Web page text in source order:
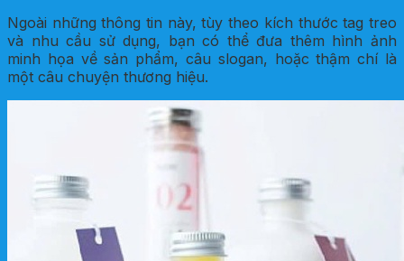
Ngoài những thông tin này, tùy theo kích thước tag treo
và nhu cầu sử dụng, bạn có thể đưa thêm hình ảnh
minh họa về sản phẩm, câu slogan, hoặc thậm chí là
một câu chuyện thương hiệu.